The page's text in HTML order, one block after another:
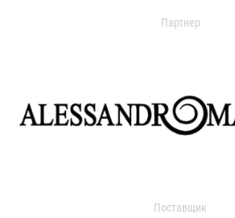
Партнер
Поставщик